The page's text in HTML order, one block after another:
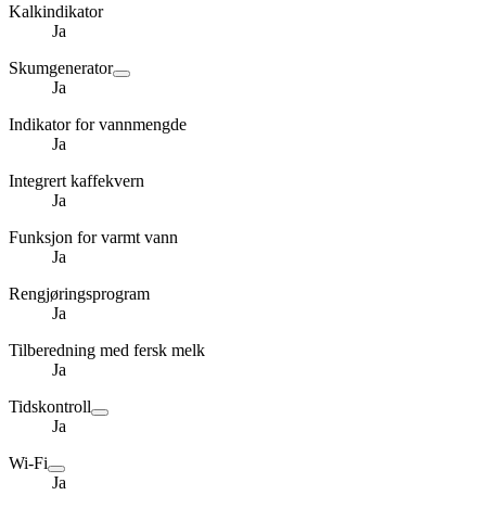
Kalkindikator
Ja
Skumgenerator
Ja
Indikator for vannmengde
Ja
Integrert kaffekvern
Ja
Funksjon for varmt vann
Ja
Rengjøringsprogram
Ja
Tilberedning med fersk melk
Ja
Tidskontroll
Ja
Wi-Fi
Ja